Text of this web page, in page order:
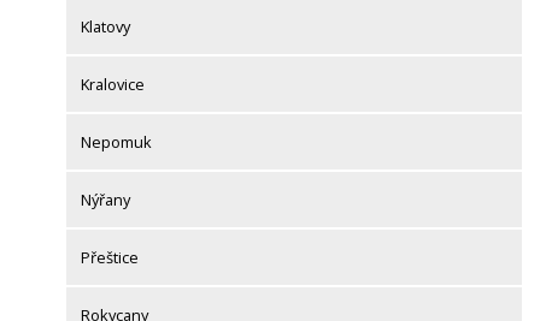
Klatovy
Kralovice
Nepomuk
Nýřany
Přeštice
Rokycany